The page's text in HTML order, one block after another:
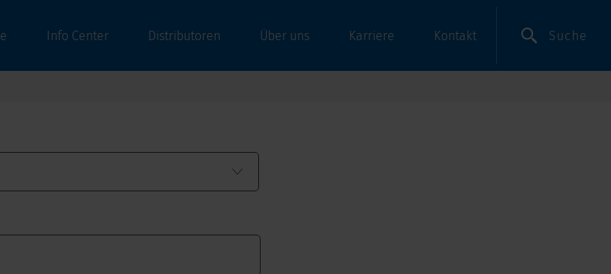
Info Center Distributoren Über uns Karriere Kontakt Suche